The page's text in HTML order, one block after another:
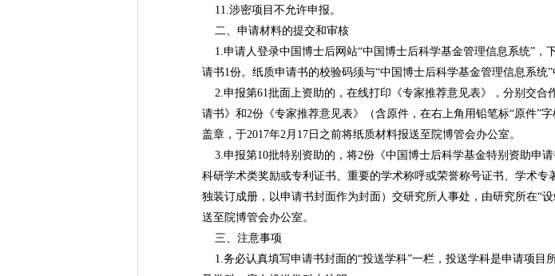
11.涉密项目不允许申报。
二、申请材料的提交和审核
1.申请人登录中国博士后网站“中国博士后科学基金管理信息系统”，
请书1份。纸质申请书的校验码须与“中国博士后科学基金管理信息系统”
2.申报第61批面上资助的，在线打印《专家推荐意见表》，分别交合
请书》和2份《专家推荐意见表》（含原件，在右上角用铅笔标“原件”
盖章，于2017年2月17日之前将纸质材料报送至院博管会办公室。
3.申报第10批特别资助的，将2份《中国博士后科学基金特别资助申
科研学术类奖励或专利证书、重要的学术称呼或荣誉称号证书、学术
独装订成册，以申请书封面作为封面）交研究所人事处，由研究所在“
送至院博管会办公室。
三、注意事项
1.务必认真填写申请书封面的“投送学科”一栏，投送学科是申请项目